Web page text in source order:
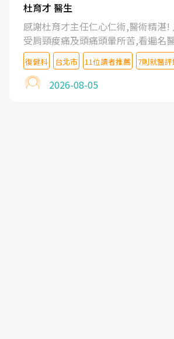
杜育才 醫生
感謝杜育才主任仁心仁術,醫術精湛!
受肩頸痠痛及頭痛頭暈所苦,看遍名
檢查,也嘗試過西醫打針,中醫針灸及
沒有用,後來連吃到嗎啡類止痛藥都
症狀,沒多久就痛起來,多年失眠嚴重
復健科 台北市 11位讀者推薦 7則就醫
2026-08-05